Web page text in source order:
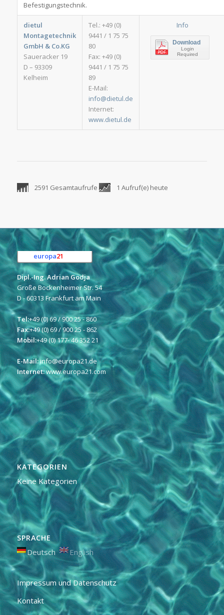
Befestigungstechnik.
dietul
Montagetechnik
GmbH & Co.KG
Saueracker 19
D – 93309
Kelheim
Tel.: +49 (0)
9441 / 1 75 75
80
Fax: +49 (0)
9441 / 1 75 75
89
E-Mail:
info@dietul.de
Internet:
www.dietul.de
Info
Download
Login
Required
2591 Gesamtaufrufe 1 Aufruf(e) heute
europa21
Dipl.-Ing. Adrian Godja
Große Bockenheimer Str. 54
D - 60313 Frankfurt am Main
Tel:+49 (0) 69 / 900 25 - 860
Fax:+49 (0) 69 / 900 25 - 862
Mobil:+49 (0) 177- 46 352 21
E-Mail:info@europa21.de
Internet:www.europa21.com
KATEGORIEN
Keine Kategorien
SPRACHE
Deutsch English
Impressum und Datenschutz
Kontakt